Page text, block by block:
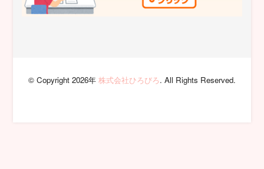
© Copyright 2026年 株式会社ひろびろ. All Rights Reserved.